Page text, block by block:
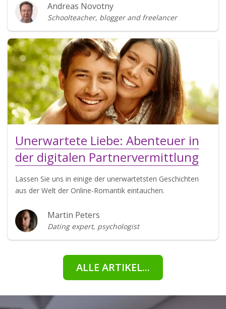
Andreas Novotny
Schoolteacher, blogger and freelancer
Unerwartete Liebe: Abenteuer in
der digitalen Partnervermittlung
Lassen Sie uns in einige der unerwartetsten Geschichten
aus der Welt der Online-Romantik eintauchen.
Martin Peters
Dating expert, psychologist
ALLE ARTIKEL...